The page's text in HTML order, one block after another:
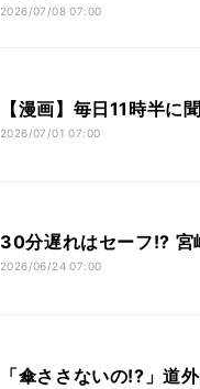
2026/07/08 07:00
【漫画】毎日11時半に
2026/07/01 07:00
30分遅れはセーフ!? 宮
2026/06/24 07:00
「傘ささないの!?」道